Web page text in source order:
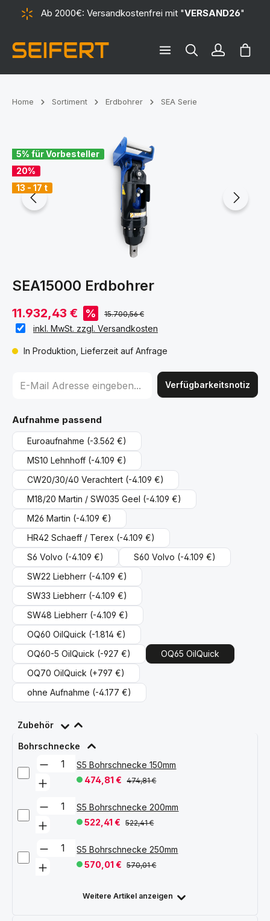
springenAb 2000€: Versandkostenfrei mit "VERSAND26"
Home Sortiment Erdbohrer SEA Serie
5% für Vorbesteller
20%
13 - 17 t
SEA15000 Erdbohrer
11.932,43 € % 15.700,56 €
inkl. MwSt. zzgl. Versandkosten
In Produktion, Lieferzeit auf Anfrage
Verfügbarkeitsnotiz
Aufnahme passend
Euroaufnahme (-3.562 €)
MS10 Lehnhoff (-4.109 €)
CW20/30/40 Verachtert (-4.109 €)
M18/20 Martin / SW035 Geel (-4.109 €)
M26 Martin (-4.109 €)
HR42 Schaeff / Terex (-4.109 €)
S6 Volvo (-4.109 €) S60 Volvo (-4.109 €)
SW22 Liebherr (-4.109 €)
SW33 Liebherr (-4.109 €)
SW48 Liebherr (-4.109 €)
OQ60 OilQuick (-1.814 €)
OQ60-5 OilQuick (-927 €)
OQ65 OilQuick
OQ70 OilQuick (+797 €)
ohne Aufnahme (-4.177 €)
Zubehör
Bohrschnecke
S5 Bohrschnecke 150mm
474,81 €
474,81 €
S5 Bohrschnecke 200mm
522,41 €
522,41 €
S5 Bohrschnecke 250mm
570,01 €
570,01 €
Weitere Artikel anzeigen